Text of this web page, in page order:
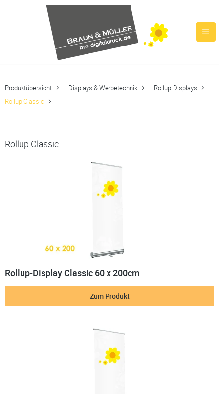
Produktübersicht Displays & Werbetechnik
Rollup-Displays
Rollup Classic
Rollup Classic
Rollup-Display Classic 60 x 200cm
Zum Produkt